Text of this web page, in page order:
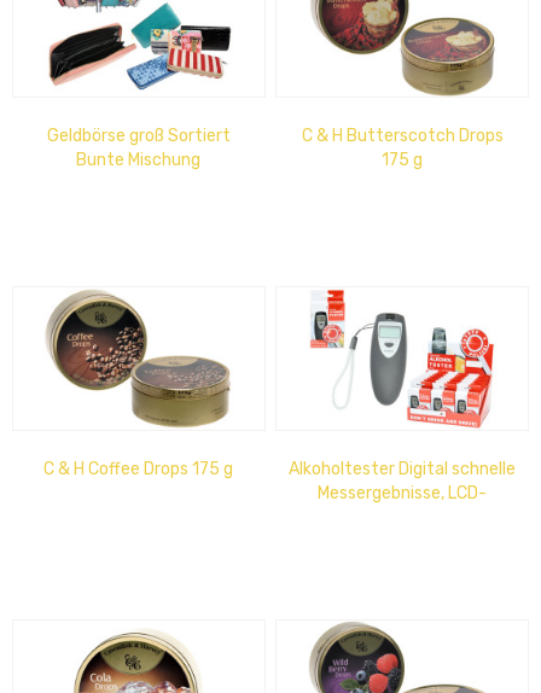
Geldbörse groß Sortiert
Bunte Mischung
C & H Butterscotch Drops
175 g
C & H Coffee Drops 175 g
Alkoholtester Digital schnelle
Messergebnisse, LCD-